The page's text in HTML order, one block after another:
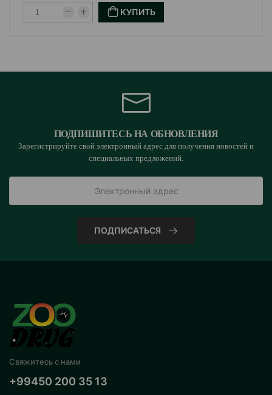
КУПИТЬ
ПОДПИШИТЕСЬ НА ОБНОВЛЕНИЯ
Зарегистрируйте свой электронный адрес для получения новостей и
специальных предложений.
ПОДПИСАТЬСЯ
Свяжитесь с нами
+99450 200 35 13